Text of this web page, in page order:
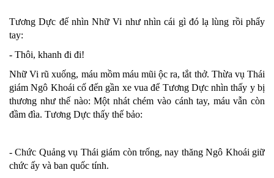
Tương Dực đế nhìn Nhữ Vi như nhìn cái gì đó lạ lùng rồi phẩy
tay:
- Thôi, khanh đi đi!
Nhữ Vi rũ xuống, máu mồm máu mũi ộc ra, tắt thở. Thừa vụ Thái
giám Ngô Khoái cố đến gần xe vua để Tương Dực nhìn thấy y bị
thương như thế nào: Một nhát chém vào cánh tay, máu vẫn còn
đầm đìa. Tương Dực thấy thế bảo:
- Chức Quảng vụ Thái giám còn trống, nay thăng Ngô Khoái giữ
chức ấy và ban quốc tính.